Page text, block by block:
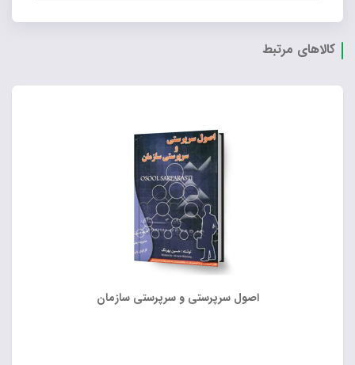
کالاهای مرتبط
اصول سرپرستی و سرپرستی سازمان